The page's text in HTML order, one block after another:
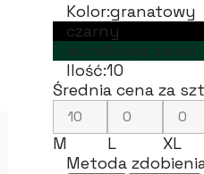
Kolor:granatowy
czarny
butelkowa zieleń
Ilość:10
Średnia cena za
M L XL
Metoda